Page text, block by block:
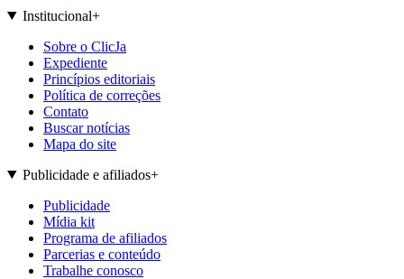
Institucional+
Sobre o ClicJa
Expediente
Princípios editoriais
Política de correções
Contato
Buscar notícias
Mapa do site
Publicidade e afiliados+
Publicidade
Mídia kit
Programa de afiliados
Parcerias e conteúdo
Trabalhe conosco